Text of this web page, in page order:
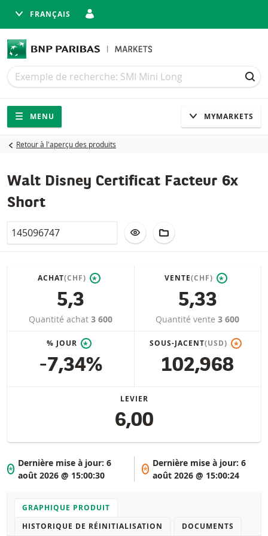
FRANÇAIS
Recherche
Recherche
Navigation
Navigation sur le site
MENU MYMARKETS
Retour à l'aperçu des produits
Walt Disney Certificat Facteur 6x
Short
Valor AJOUTER À LA LISTE DE SUIVI
ACHAT(CHF) *
5,3
Quantité achat 3 600
VENTE(CHF) *
5,33
Quantité vente 3 600
% JOUR *
-7,34%
SOUS-JACENT(USD) *
102,968
LEVIER
6,00
*
Dernière mise à jour:6
août 2026 @ 15:00:30
*
Dernière mise à jour: 6
août 2026 @ 15:00:24
GRAPHIQUE PRODUIT
HISTORIQUE DE RÉINITIALISATION
DOCUMENTS